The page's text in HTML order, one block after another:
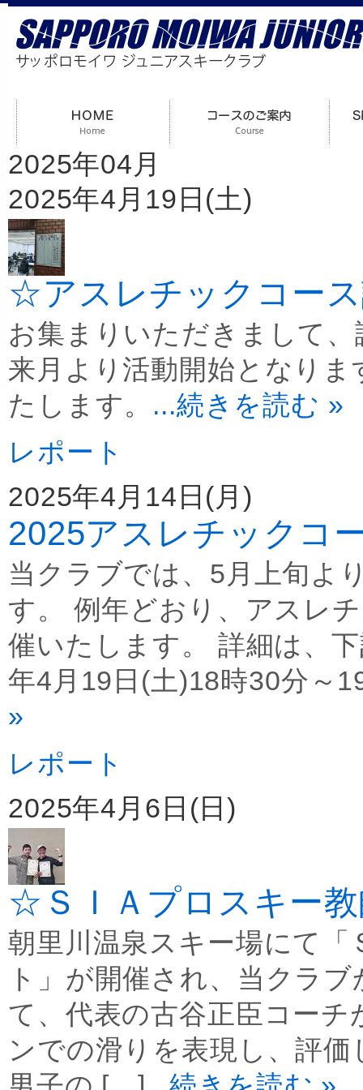
2025年04月
2025年4月19日(土)
☆アスレチックコー
お集まりいただきまして
来月より活動開始となり
たします。 ...続きを読む »
レポート
2025年4月14日(月)
2025アスレチックコ
当クラブでは、5月上旬よ
す。 例年どおり、アスレ
催いたします。 詳細は、
年4月19日(土)18時30分～
»
レポート
2025年4月6日(日)
☆ＳＩＡプロスキー
朝里川温泉スキー場にて
ト」が開催され、当クラ
て、代表の古谷正臣コー
ンでの滑りを表現し、評